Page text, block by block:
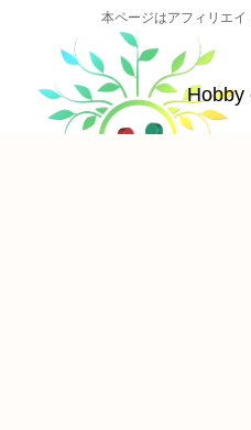
本ページはアフィリエ
Hobby